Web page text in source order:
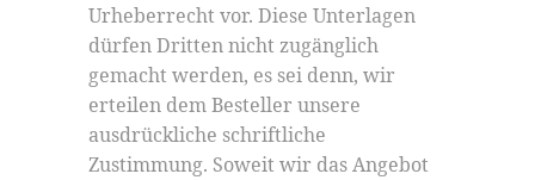
Urheberrecht vor. Diese Unterlagen
dürfen Dritten nicht zugänglich
gemacht werden, es sei denn, wir
erteilen dem Besteller unsere
ausdrückliche schriftliche
Zustimmung. Soweit wir das Angebot